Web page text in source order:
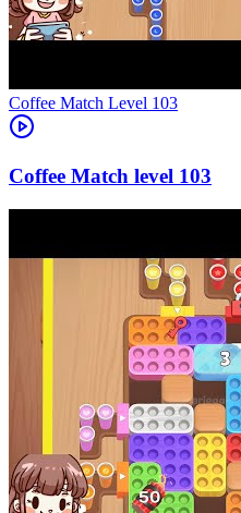
Level 103
103